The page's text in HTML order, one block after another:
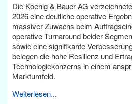
Die Koenig & Bauer AG
2026 eine deutliche operative
massiver Zuwachs beim
operative Turnaround beider
sowie eine signifikante
belegen die hohe Resilienz und
Technologiekonzerns in einem
Marktumfeld.
Weiterlesen...